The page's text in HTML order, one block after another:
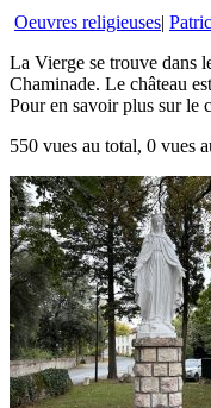
Oeuvres religieuses|
La Vierge se trouve dans
Chaminade. Le château
Pour en savoir plus sur le
550 vues au total, 0 vues